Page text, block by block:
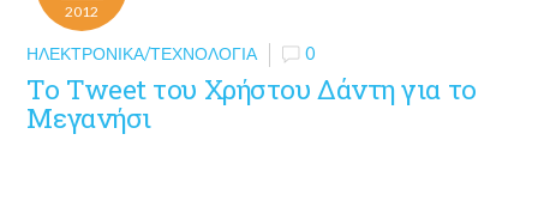
2012
ΗΛΕΚΤΡΟΝΙΚΆ/ΤΕΧΝΟΛΟΓΊΑ 0
Το Tweet του Χρήστου Δάντη για το
Μεγανήσι